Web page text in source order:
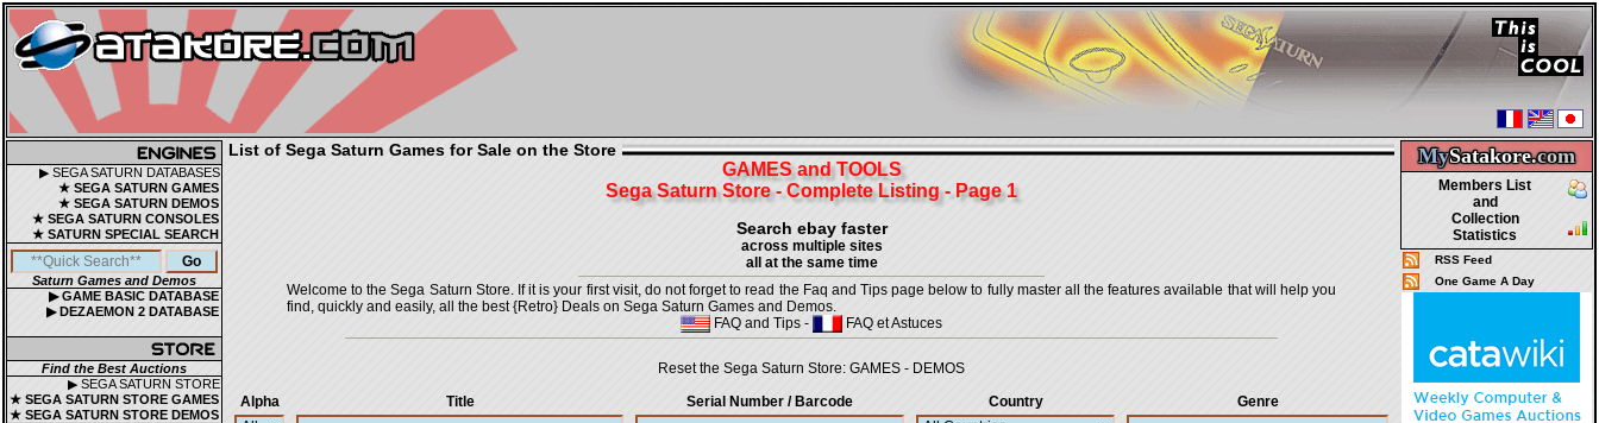
▶ SEGA SATURN DATABASES
★ SEGA SATURN GAMES
★ SEGA SATURN DEMOS
★ SEGA SATURN CONSOLES
★ SATURN SPECIAL SEARCH
Saturn Games and Demos
▶ GAME BASIC DATABASE
▶ DEZAEMON 2 DATABASE
Find the Best Auctions
▶ SEGA SATURN STORE
★ SEGA SATURN STORE GAMES
★ SEGA SATURN STORE DEMOS
MySatakore.com
Members List
and
Collection
Statistics
RSS Feed
One Game A Day
List of Sega Saturn Games for Sale on the Store
GAMES and TOOLS
Sega Saturn Store - Complete Listing - Page 1
Search ebay faster
across multiple sites
all at the same time
Welcome to the Sega Saturn Store. If it is your first visit, do not forget to read the Faq and Tips page below to fully master all the features available that will help you
find, quickly and easily, all the best {Retro} Deals on Sega Saturn Games and Demos.
FAQ and Tips - FAQ et Astuces
Reset the Sega Saturn Store: GAMES - DEMOS
Alpha
Title Serial Number / Barcode Country Genre